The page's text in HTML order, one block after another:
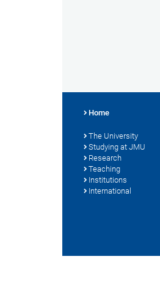
Home
The University
Studying at JMU
Research
Teaching
Institutions
International